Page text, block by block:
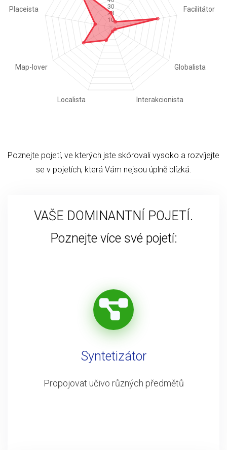
Poznejte pojetí, ve kterých jste skórovali vysoko a rozvíjejte
se v pojetích, která Vám nejsou úplně blízká.
VAŠE DOMINANTNÍ POJETÍ.
Poznejte více své pojetí:
Syntetizátor
Propojovat učivo různých předmětů